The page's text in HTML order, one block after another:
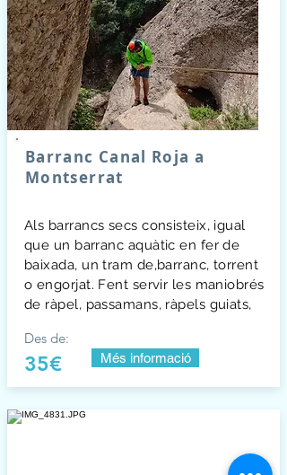
Barranc Canal Roja a
Montserrat
Als barrancs secs consisteix, igual
que un barranc aquàtic en fer de
baixada, un tram de,barranc, torrent
o engorjat. Fent servir les maniobrés
de ràpel, passamans, ràpels guiats,
Des de:
35€ Més informació